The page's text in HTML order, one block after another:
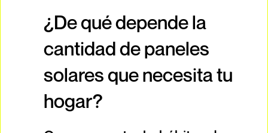
¿De qué depende la
cantidad de paneles
solares que necesita tu
hogar?